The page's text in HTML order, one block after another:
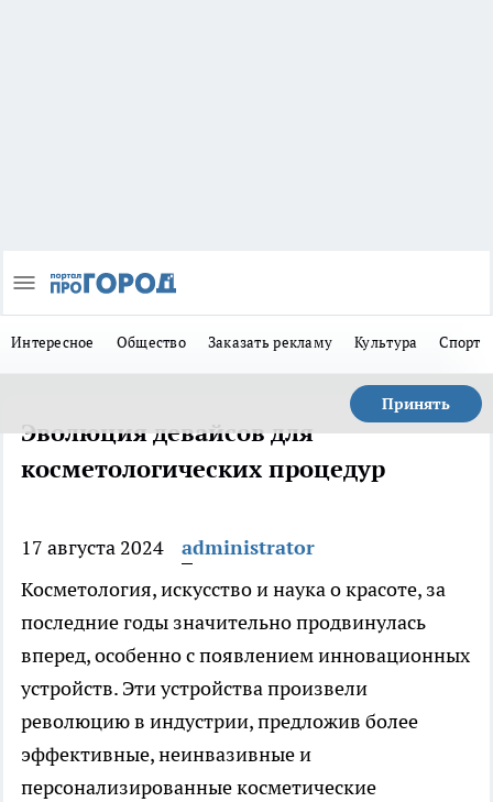
Интересное Общество Заказать рекламу Культура Спорт
Принять
Эволюция девайсов для
косметологических процедур
17 августа 2024
administrator
Косметология, искусство и наука о красоте, за
последние годы значительно продвинулась
вперед, особенно с появлением инновационных
устройств. Эти устройствапроизвели
революцию в индустрии, предложив более
эффективные, неинвазивные и
персонализированные косметические